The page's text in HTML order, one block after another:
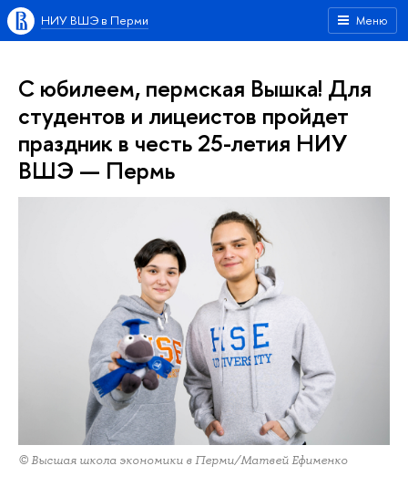
Меню
НИУ ВШЭ в Перми
С юбилеем, пермская Вышка! Для
студентов и лицеистов пройдет
праздник в честь 25-летия НИУ
ВШЭ — Пермь
© Высшая школа экономики в Перми/Матвей Ефименко